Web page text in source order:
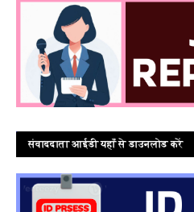
संवाददाता आईडी यहाँ से डाउनलोड करें